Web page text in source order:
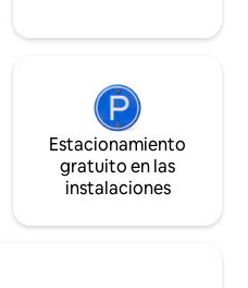
Estacionamiento
gratuito en las
instalaciones